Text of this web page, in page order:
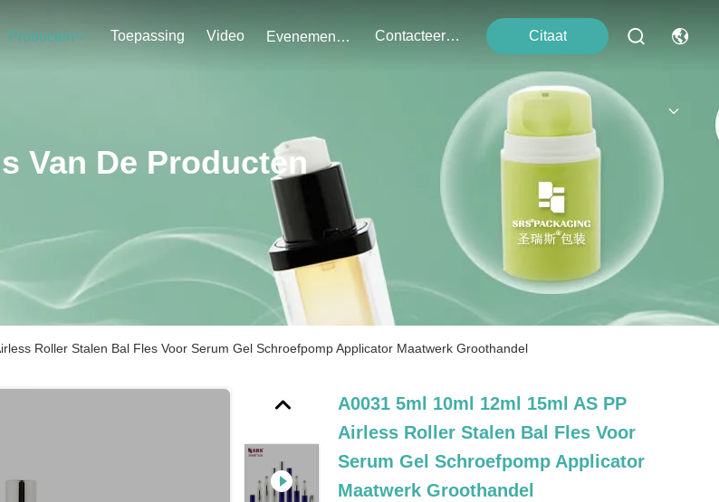
Producten Toepassing Video Evenementen Contacteer Ons Citaat
Van De Producten
Roller Stalen Bal Fles Voor Serum Gel Schroefpomp Applicator Maatwerk Groothandel
A0031 5ml 10ml 12ml 15ml AS PP
Airless Roller Stalen Bal Fles Voor
Serum Gel Schroefpomp Applicator
Maatwerk Groothandel